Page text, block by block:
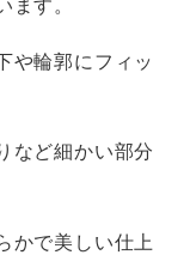
や輪郭にフィッ
など細かい部分
かで美しい仕上